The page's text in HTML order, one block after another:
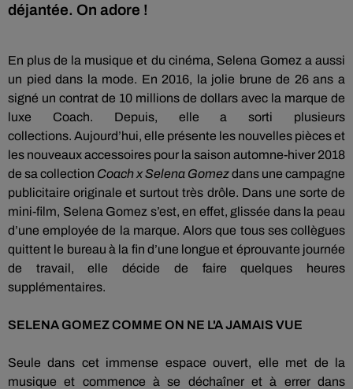
déjantée. On adore !
En plus de la musique et du cinéma, Selena Gomez a aussi
un pied dans la mode. En 2016, la jolie brune de 26 ans a
signé un contrat de 10 millions de dollars avec la marque de
luxe Coach.
Depuis, elle a sorti plusieurs
collections. Aujourd’hui, elle présente les nouvelles pièces et
les nouveaux accessoires pour la saison automne-hiver 2018
de sa collection Coach xSelena Gomezdans une campagne
publicitaire originale et surtout très drôle. Dans une sorte de
mini-film, Selena Gomez s’est, en effet, glissée dans la peau
d’une employée de la marque. Alors que tous ses collègues
quittent le bureau à la fin d’une longue et éprouvante journée
de travail, elle décide de faire quelques heures
supplémentaires.
SELENA GOMEZCOMME ON NE L'A JAMAIS VUE
Seule dans cet immense espace ouvert, elle met de la
musique et commence à se déchaîner et à errer dans